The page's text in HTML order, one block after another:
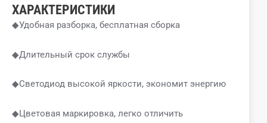
ХАРАКТЕРИСТИКИ
◆Удобная разборка, бесплатная сборка
◆Длительный срок службы
◆Светодиод высокой яркости, экономит энергию
◆Цветовая маркировка, легко отличить